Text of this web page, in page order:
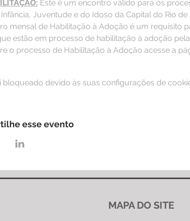
Este é um encontro válido para os
Juventude e do Idoso da Capital do Rio de
mensal de Habilitação à Adoção é um requisito
estão em processo de habilitação à adoção
o processo de Habilitação à Adoção acesse a
bloqueado devido às suas configurações de
esse evento
MAPA DO SITE